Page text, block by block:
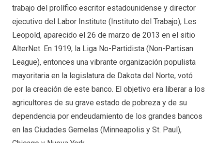
trabajo del prolífico escritor estadounidense y director
ejecutivo del Labor Institute (Instituto del Trabajo), Les
Leopold, aparecido el 26 de marzo de 2013 en el sitio
AlterNet. En 1919, la Liga No-Partidista (Non-Partisan
League), entonces una vibrante organización populista
mayoritaria en la legislatura de Dakota del Norte, votó
por la creación de este banco. El objetivo era liberar a los
agricultores de su grave estado de pobreza y de su
dependencia por endeudamiento de los grandes bancos
en las Ciudades Gemelas (Minneapolis y St. Paul),